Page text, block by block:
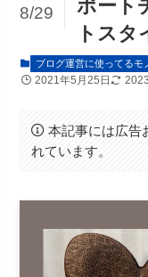
ポート
トスタ
8/29
ブログ運営に使ってるモ
2021年5月25日
本記事には広告
れています。